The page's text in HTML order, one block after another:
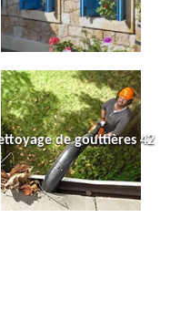
de gouttières 42